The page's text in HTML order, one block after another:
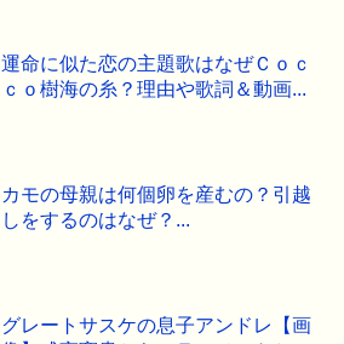
運命に似た恋の主題歌はなぜＣｏｃ
ｃｏ樹海の糸？理由や歌詞＆動画...
カモの母親は何個卵を産むの？引越
しをするのはなぜ？...
グレートサスケの息子アンドレ【画